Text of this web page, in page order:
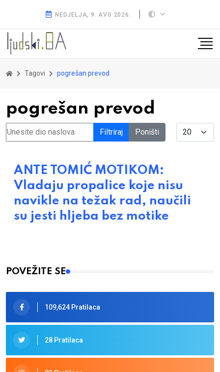
NEDJELJA, 9. AVG 2026.
Tagovi pogrešan prevod
pogrešan prevod
Unesite dio naslova Filtriraj Poništi Display #
ANTE TOMIĆ MOTIKOM:
Vladaju propalice koje nisu
navikle na težak rad, naučili
su jesti hljeba bez motike
POVEŽITE SE
109,624 Pratilaca
28 Pratilaca